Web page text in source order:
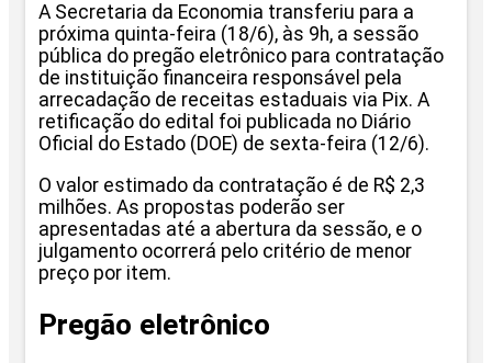
A Secretaria da Economia transferiu para a
próxima quinta-feira (18/6), às 9h, a sessão
pública do pregão eletrônico para contratação
de instituição financeira responsável pela
arrecadação de receitas estaduais via Pix. A
retificação do edital foi publicada no Diário
Oficial do Estado (DOE) de sexta-feira (12/6).
O valor estimado da contratação é de R$ 2,3
milhões. As propostas poderão ser
apresentadas até a abertura da sessão, e o
julgamento ocorrerá pelo critério de menor
preço por item.
Pregão eletrônico